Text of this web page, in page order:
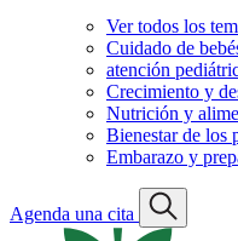
Ver todos los
Cuidado de
atención
Crecimiento y
Nutrición y
Bienestar de los
Embarazo y
Agenda una cita